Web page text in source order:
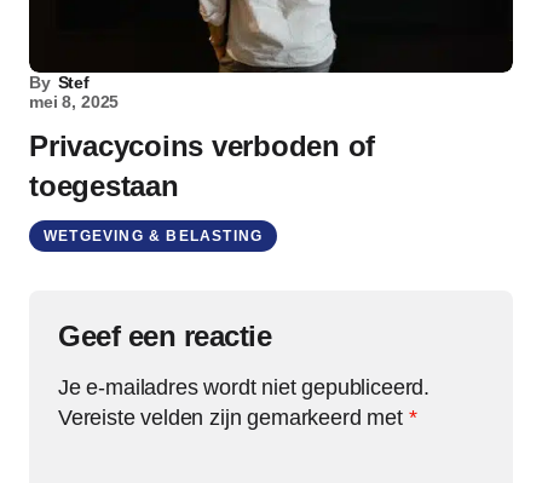
By Stef
mei 8, 2025
Privacycoins verboden of
toegestaan
WETGEVING & BELASTING
Geef een reactie
Je e-mailadres wordt niet gepubliceerd.
Vereiste velden zijn gemarkeerd met *